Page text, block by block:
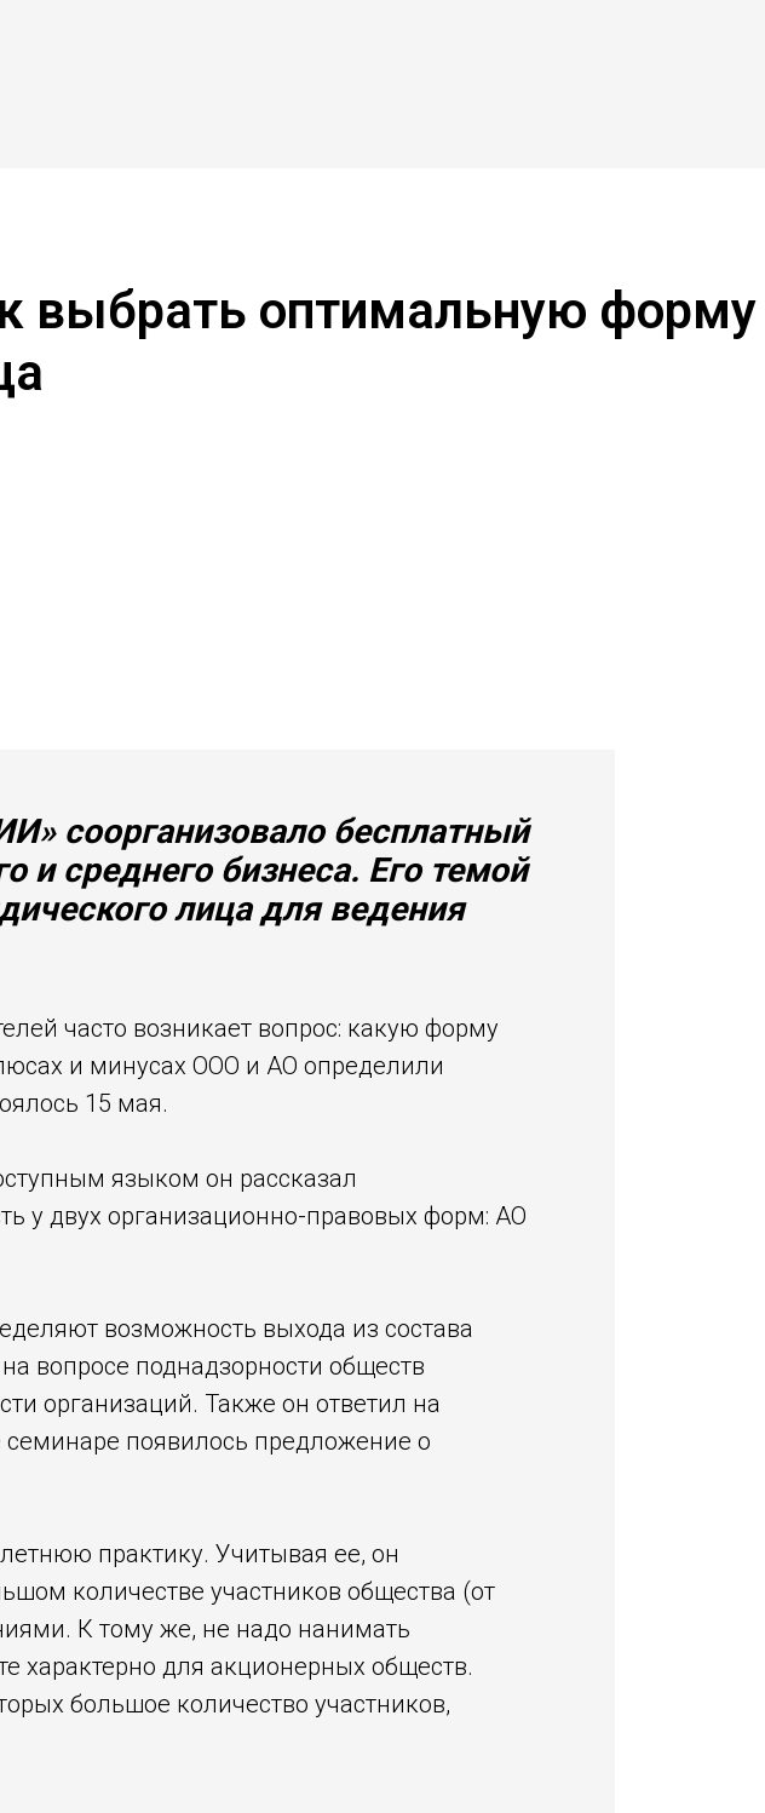
выбрать оптимальную форму
соорганизовало бесплатный
и среднего бизнеса. Его темой
лица для ведения
часто возникает вопрос: какую форму
и минусах ООО и АО определили
15 мая.
языком он рассказал
у двух организационно-правовых форм: АО
возможность выхода из состава
вопросе поднадзорности обществ
организаций. Также он ответил на
семинаре появилось предложение о
практику. Учитывая ее, он
количестве участников общества (от
К тому же, не надо нанимать
характерно для акционерных обществ.
большое количество участников,